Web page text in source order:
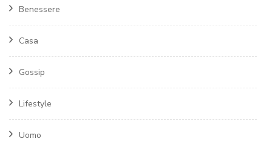
Benessere
Casa
Gossip
Lifestyle
Uomo